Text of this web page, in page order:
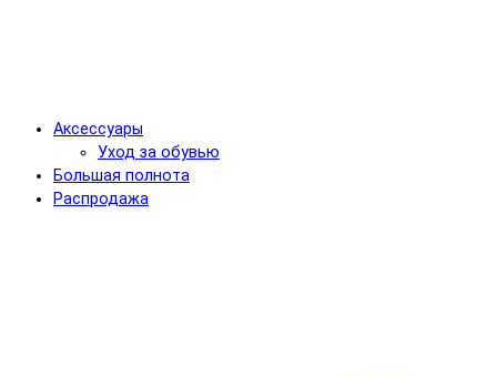
Аксессуары
Уход за обувью
Большая полнота
Распродажа